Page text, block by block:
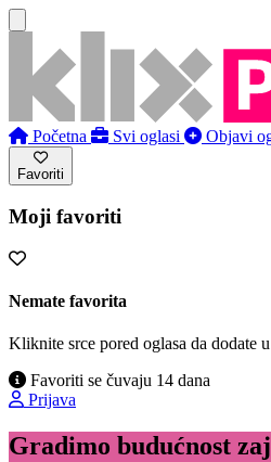
Početna Svi oglasi Objavi
Favoriti
Moji favoriti
Nemate favorita
Kliknite srce pored oglasa da dodate
Favoriti se čuvaju 14 dana
Prijava
Gradimo budućnost